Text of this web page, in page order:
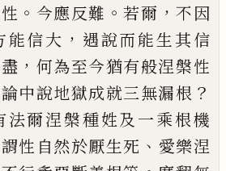
性 。 今應反難 。若爾 ，不因
能信大 ， 遇說而能生其信
， 何為至今猶有般涅槃性
中說地獄成就三無漏根 ？
法爾涅槃種姓及一乘根機
謂性自然於厭生死 、 愛樂涅